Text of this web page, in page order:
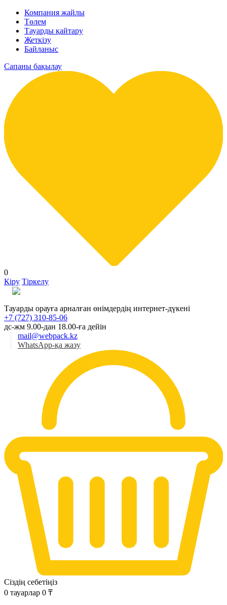
Компания жайлы
Төлем
Тауарды қайтару
Жеткізу
Байланыс
Сапаны бақылау
0
Кіру Тіркелу
Тауарды орауға арналған өнімдердің интернет-дүкені
+7 (727) 310-85-06
дс-жм 9.00-дан 18.00-ға дейін
mail@webpack.kz
WhatsApp-қа жазу
Сіздің себетіңіз
0 тауарлар 0 ₸